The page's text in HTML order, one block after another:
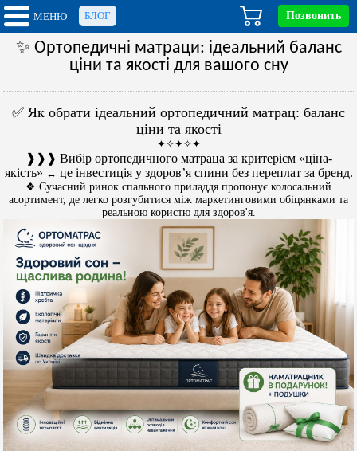
МЕНЮ БЛОГ Позвонить
✨ Ортопедичні матраци: ідеальний баланс
ціни та якості для вашого сну
✅ Як обрати ідеальний ортопедичний матрац: баланс
ціни та якості
✦✧✦✧✦
❱❱❱ Вибір ортопедичного матраца за критерієм «ціна-
якість» ↔ це інвестиція у здоров’я спини без переплат за бренд.
❖ Сучасний ринок спального приладдя пропонує колосальний
асортимент, де легко розгубитися між маркетинговими обіцянками та
реальною користю для здоров'я.